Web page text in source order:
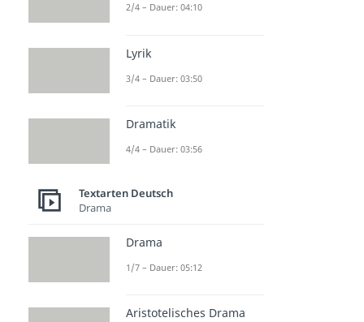
2/4 – Dauer: 04:10
Lyrik
3/4 – Dauer: 03:50
Dramatik
4/4 – Dauer: 03:56
Textarten Deutsch
Drama
Drama
1/7 – Dauer: 05:12
Aristotelisches Drama